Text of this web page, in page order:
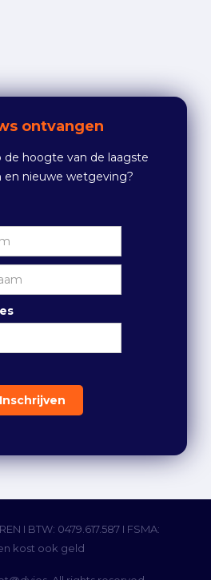
ontvangen
de hoogte van de laagste
en nieuwe wetgeving?
I BTW: 0479.617.587 I FSMA:
kost ook geld